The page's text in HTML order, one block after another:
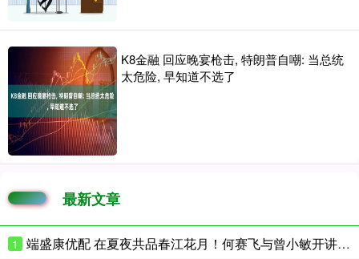
K8金融 回应晚宴枪击, 特朗普自嘲: 当总统
太危险, 早知道不选了
最新文章
1 端盛康优配 在夏夜共品春江花月！何赛飞与曾小敏开讲花城文学课